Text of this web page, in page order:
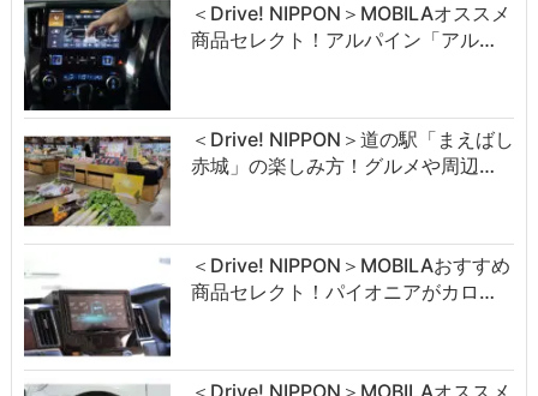
＜Drive! NIPPON＞MOBILAオススメ
商品セレクト！アルパイン「アル…
＜Drive! NIPPON＞道の駅「まえばし
赤城」の楽しみ方！グルメや周辺…
＜Drive! NIPPON＞MOBILAおすすめ
商品セレクト！パイオニアがカロ…
＜Drive! NIPPON＞MOBILAオススメ